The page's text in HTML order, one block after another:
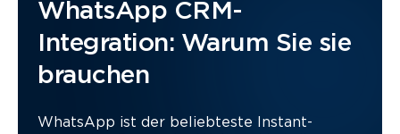
WhatsApp CRM-
Integration: Warum Sie sie
brauchen
WhatsApp ist der beliebteste Instant-